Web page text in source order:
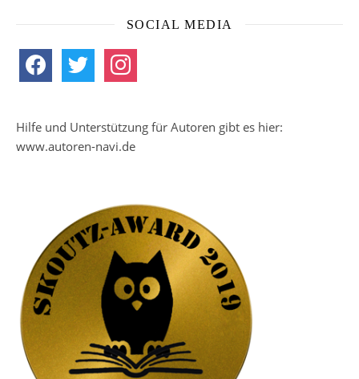
SOCIAL MEDIA
facebook twitter instagram
Hilfe und Unterstützung für Autoren gibt es hier:
www.autoren-navi.de